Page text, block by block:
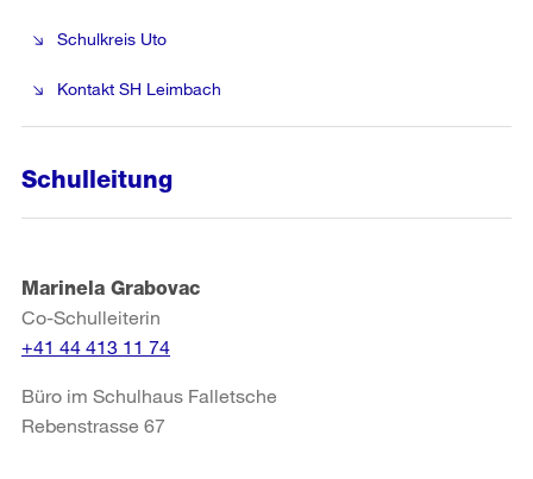
Schulkreis Uto
Kontakt SH Leimbach
Schulleitung
Marinela Grabovac
Co-Schulleiterin
+41 44 413 11 74
Büro im Schulhaus Falletsche
Rebenstrasse 67